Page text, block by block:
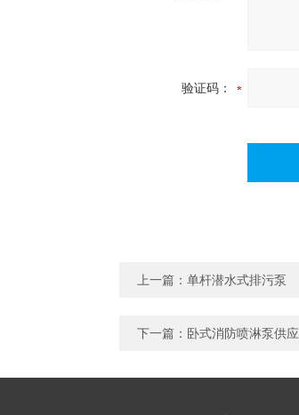
验证码：
上一篇： 单杆潜水式排污泵
下一篇： 卧式消防喷淋泵供应